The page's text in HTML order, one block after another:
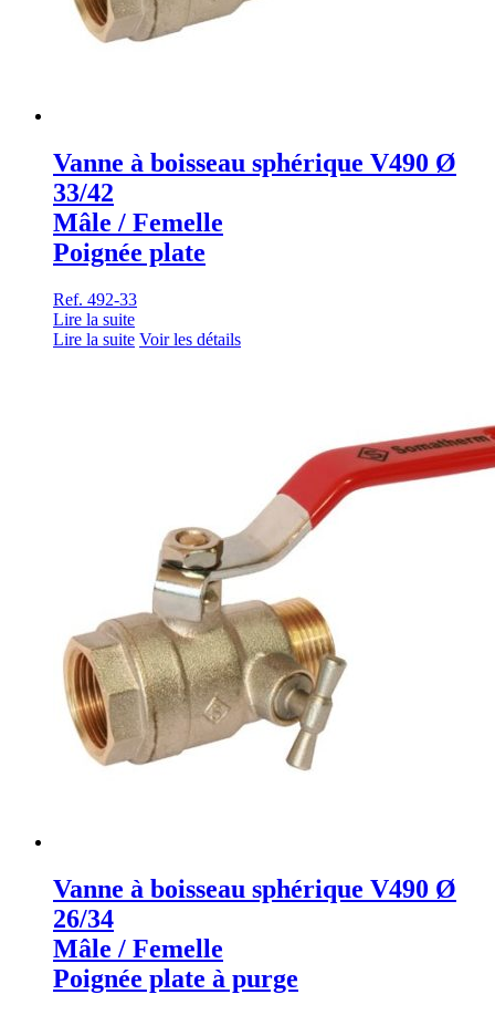
Vanne à boisseau sphérique V490 Ø
33/42
Mâle / Femelle
Poignée plate
Ref. 492-33
Lire la suite
Lire la suite Voir les détails
Vanne à boisseau sphérique V490 Ø
26/34
Mâle / Femelle
Poignée plate à purge